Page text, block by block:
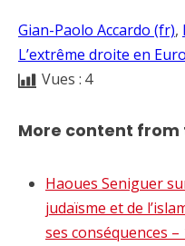
Gian-Paolo Accardo (fr),
L’extrême droite en
Vues : 4
More content from
Haoues Seniguer
judaïsme et de
ses conséquences